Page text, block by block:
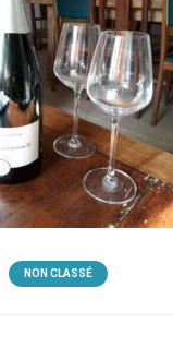
NON CLASSÉ